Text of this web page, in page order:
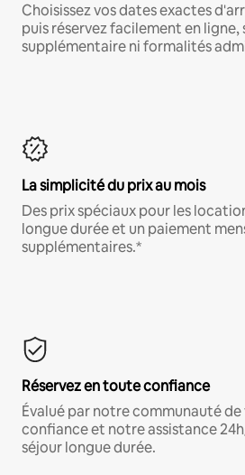
Choisissez vos dates exactes
puis réservez facilement en ligne,
supplémentaire ni formalités
La simplicité du prix au mois
Des prix spéciaux pour les
longue durée et un paiement
supplémentaires.*
Réservez en toute confiance
Évalué par notre communauté
confiance et notre assistance
séjour longue durée.